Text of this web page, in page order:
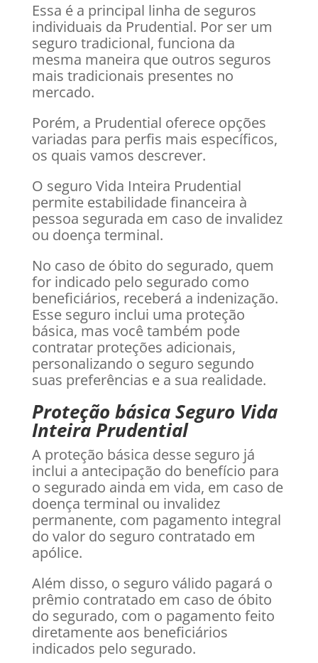
Essa é a principal linha de seguros
individuais da Prudential. Por ser um
seguro tradicional, funciona da
mesma maneira que outros seguros
mais tradicionais presentes no
mercado.
Porém, a Prudential oferece opções
variadas para perfis mais específicos,
os quais vamos descrever.
O seguro Vida Inteira Prudential
permite estabilidade financeira à
pessoa segurada em caso de invalidez
ou doença terminal.
No caso de óbito do segurado, quem
for indicado pelo segurado como
beneficiários, receberá a indenização.
Esse seguro inclui uma proteção
básica, mas você também pode
contratar proteções adicionais,
personalizando o seguro segundo
suas preferências e a sua realidade.
Proteção básica Seguro Vida
Inteira Prudential
A proteção básica desse seguro já
inclui a antecipação do benefício para
o segurado ainda em vida, em caso de
doença terminal ou invalidez
permanente, com pagamento integral
do valor do seguro contratado em
apólice.
Além disso, o seguro válido pagará o
prêmio contratado em caso de óbito
do segurado, com o pagamento feito
diretamente aos beneficiários
indicados pelo segurado.